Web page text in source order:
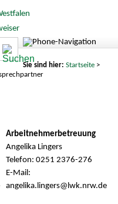
Sie sind hier: Startseite>
Arbeitnehmerbetreuung
Angelika Lingers
Telefon: 0251 2376-276
E-Mail:
angelika.lingers@lwk.nrw.de